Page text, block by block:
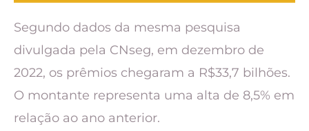
Segundo dados da mesma pesquisa
divulgada pela CNseg, em dezembro de
2022, os prêmios chegaram a R$33,7 bilhões.
O montante representa uma alta de 8,5% em
relação ao ano anterior.